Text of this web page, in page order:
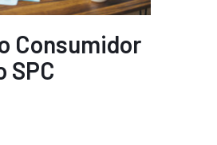
Consumidor
SPC